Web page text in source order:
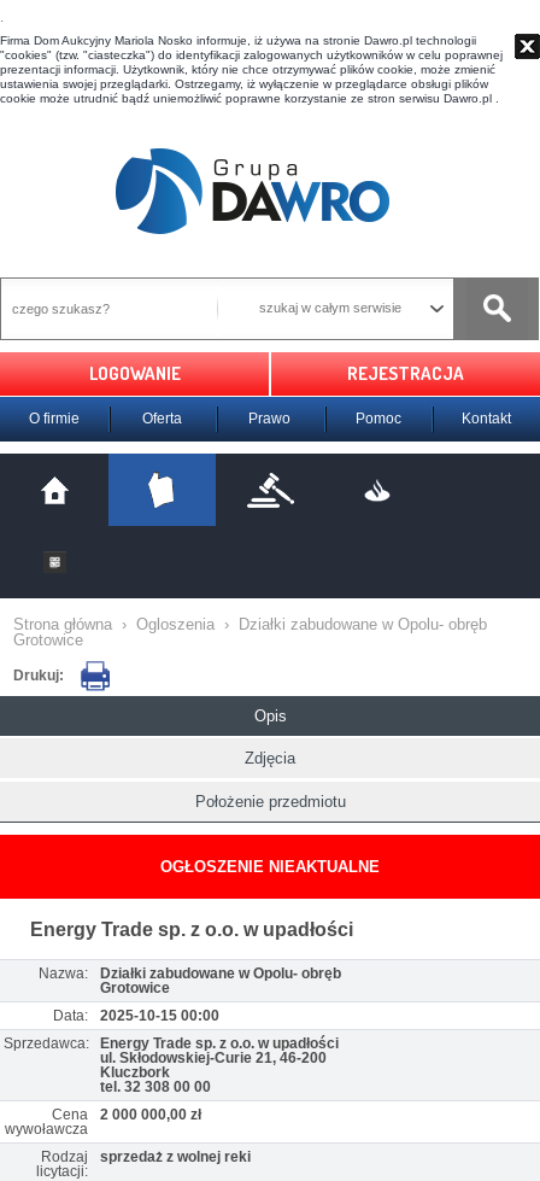
t
Firma Dom Aukcyjny Mariola Nosko informuje, iż używa na stronie Dawro.pl technologii
"cookies" (tzw. "ciasteczka") do identyfikacji zalogowanych użytkowników w celu poprawnej
prezentacji informacji. Użytkownik, który nie chce otrzymywać plików cookie, może zmienić
ustawienia swojej przeglądarki. Ostrzegamy, iż wyłączenie w przeglądarce obsługi plików
cookie może utrudnić bądź uniemożliwić poprawne korzystanie ze stron serwisu Dawro.pl .
szukaj w całym serwisie
LOGOWANIE REJESTRACJA
O firmie Oferta Prawo Pomoc Kontakt
Strona główna › Ogloszenia ›
Działki zabudowane w Opolu- obręb
Grotowice
Drukuj:
Opis
Zdjęcia
Położenie przedmiotu
OGŁOSZENIE NIEAKTUALNE
Energy Trade sp. z o.o. w upadłości
Nazwa:
Działki zabudowane w Opolu- obręb
Grotowice
Data:
2025-10-15 00:00
Sprzedawca:
Energy Trade sp. z o.o. w upadłości
ul. Skłodowskiej-Curie 21, 46-200
Kluczbork
tel. 32 308 00 00
Cena
wywoławcza
2 000 000,00 zł
Rodzaj
licytacji:
sprzedaż z wolnej reki